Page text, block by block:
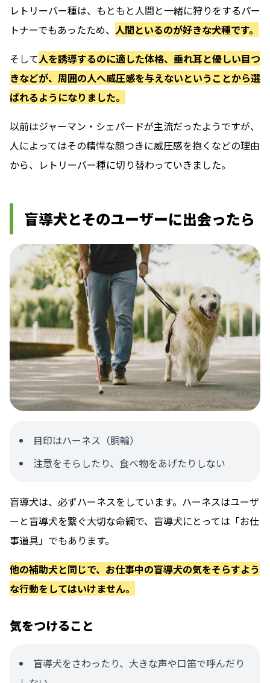
レトリーバー種は、もともと人間と一緒に狩りをするパー
トナーでもあったため、 人間といるのが好きな犬種です。
そして人を誘導するのに適した体格、垂れ耳と優しい目つ
きなどが、周囲の人へ威圧感を与えないということから選
ばれるようになりました。
以前はジャーマン・シェパードが主流だったようですが、
人によってはその精悍な顔つきに威圧感を抱くなどの理由
から、レトリーバー種に切り替わっていきました。
盲導犬とそのユーザーに出会ったら
目印はハーネス（胴輪）
注意をそらしたり、食べ物をあげたりしない
盲導犬は、必ずハーネスをしています。 ハーネスはユーザ
ーと盲導犬を繋ぐ大切な命綱で、盲導犬にとっては「お仕
事道具」でもあります。
他の補助犬と同じで、お仕事中の盲導犬の気をそらすよう
な行動をしてはいけません。
気をつけること
盲導犬をさわったり、大きな声や口笛で呼んだり